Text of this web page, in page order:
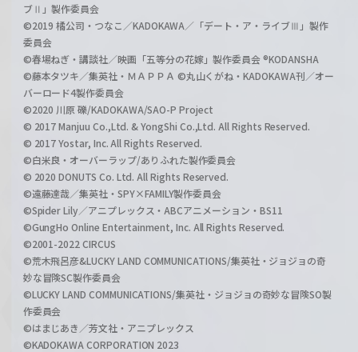
ブⅡ」製作委員会
©2019 橘公司・つなこ／KADOKAWA／「デート・ア・ライブⅢ」製作
委員会
©春場ねぎ・講談社／映画「五等分の花嫁」製作委員会 ®KODANSHA
©藤本タツキ／集英社・ＭＡＰＰＡ ©丸山くがね・KADOKAWA刊／オー
バーロード4製作委員会
©2020 川原 礫/KADOKAWA/SAO-P Project
© 2017 Manjuu Co.,Ltd. & YongShi Co.,Ltd. All Rights Reserved.
© 2017 Yostar, Inc. All Rights Reserved.
©白米良・オーバーラップ/ありふれた製作委員会
© 2020 DONUTS Co. Ltd. All Rights Reserved.
©遠藤達哉／集英社・SPY×FAMILY製作委員会
©Spider Lily／アニプレックス・ABCアニメーション・BS11
©GungHo Online Entertainment, Inc. All Rights Reserved.
©2001-2022 CIRCUS
©荒木飛呂彦&LUCKY LAND COMMUNICATIONS/集英社・ジョジョの奇
妙な冒険SC製作委員会
©LUCKY LAND COMMUNICATIONS/集英社・ジョジョの奇妙な冒険SO製
作委員会
©はまじあき／芳文社・アニプレックス
©KADOKAWA CORPORATION 2023